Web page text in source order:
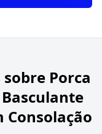
sobre Porca
Consolação